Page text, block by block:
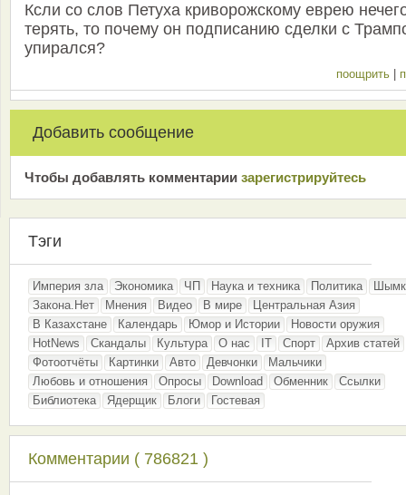
Ксли со слов Петуха криворожскому еврею
терять, то почему он подписанию сделки с
упирался?
поощрить
Добавить сообщение
Чтобы добавлять комментарии зарeгиcтрирyйтeсь
Тэги
Империя зла Экономика ЧП Наука и техника Политика
Закона.Нет
Мнения Видео В мире
Центральная Азия
В Казахстане
Календарь Юмор и Истории
Новости оружия
HotNews
Скандалы Культура О нас IT Спорт
Архив статей
Фотоотчёты
Картинки Авто Девчонки
Мальчики
Любовь и отношения
Опросы Download Обменник
Ссылки
Библиотека
Ядерщик Блоги Гостевая
Комментарии ( 786821 )